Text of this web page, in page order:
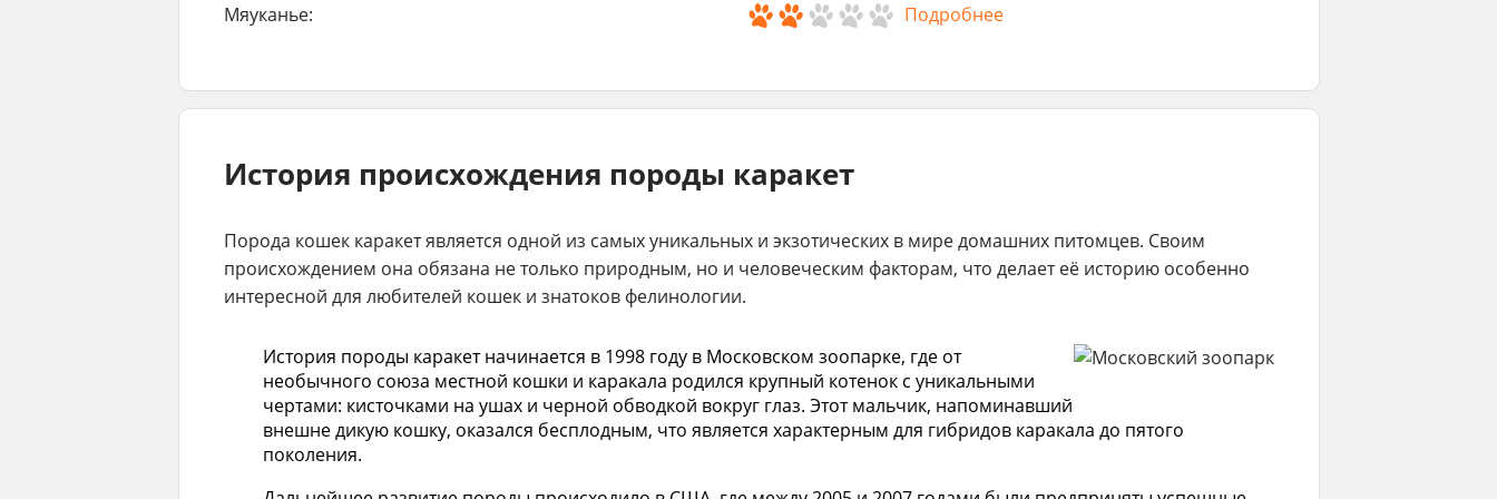
внимание кормлению и потребностям в активности
Мяуканье:
Подробнее
История происхождения породы каракет
Порода кошек каракет является одной из самых уникальных и экзотических в мире домашних питомцев. Своим
происхождением она обязана не только природным, но и человеческим факторам, что делает её историю особенно
интересной для любителей кошек и знатоков фелинологии.
История породы каракет начинается в 1998 году в Московском зоопарке, где от
необычного союза местной кошки и каракала родился крупный котенок с уникальными
чертами: кисточками на ушах и черной обводкой вокруг глаз. Этот мальчик, напоминавший
внешне дикую кошку, оказался бесплодным, что является характерным для гибридов каракала до пятого
поколения.